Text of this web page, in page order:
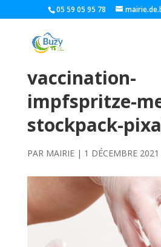
05 59 05 95 78
vaccination-
impfspritze-
stockpack-
PAR MAIRIE| 1 DÉCEMBRE 2021